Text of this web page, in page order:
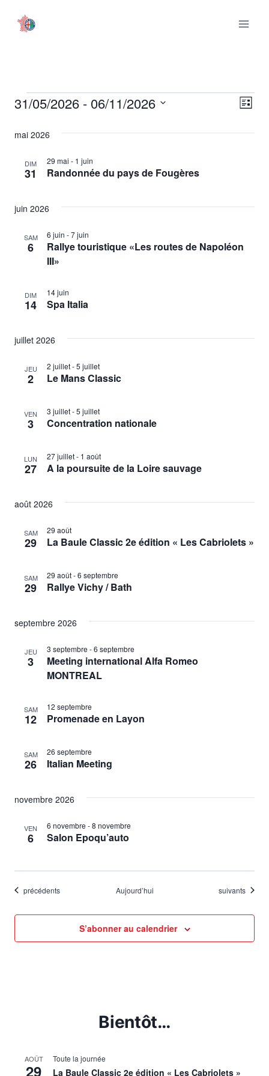
Évènements
par
Liste
31/05/2026 - 06/11/2026
une
mai 2026
DIM
31 Randonnée du pays de Fougères
29 mai - 1 juin
juin 2026
SAM
6
Rallye touristique «Les routes de Napoléon
III»
6 juin -7 juin
DIM
14 Spa Italia
14 juin
juillet 2026
JEU
2 Le Mans Classic
2 juillet-5 juillet
VEN
3 Concentration nationale
3 juillet-5 juillet
LUN
27 A la poursuite de la Loire sauvage
27 juillet- 1 août
août 2026
SAM
29 La Baule Classic 2e édition « Les Cabriolets »
29 août
SAM
29 Rallye Vichy / Bath
29 août-6 septembre
septembre 2026
JEU
3
Meeting international Alfa Romeo
MONTREAL
3 septembre -6 septembre
SAM
12 Promenade en Layon
12 septembre
SAM
26 Italian Meeting
26 septembre
novembre 2026
VEN
6 Salon Epoqu’auto
6 novembre -8 novembre
Évènements
précédents Aujourd’hui Évènements
suivants
S’abonner au calendrier
Bientôt…
AOÛT
29
Toute la journée
La Baule Classic 2e édition « Les Cabriolets »